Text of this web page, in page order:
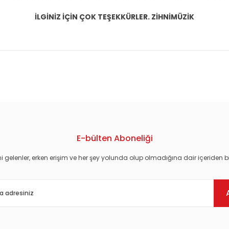
İLGİNİZ İÇİN ÇOK TEŞEKKÜRLER. ZİHNİMÜZİK
E-bülten Aboneliği
gelenler, erken erişim ve her şey yolunda olup olmadığına dair içeriden